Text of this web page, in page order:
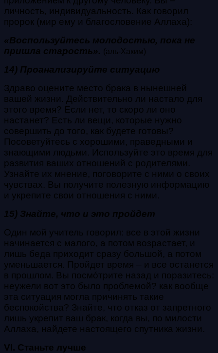
личность, индивидуальность. Как говорил
пророк (мир ему и благословение Аллаха):
«Воспользуйтесь молодостью, пока не
пришла старость». (аль-Хаким)
14) Проанализируйте ситуацию
Здраво оцените место брака в нынешней
вашей жизни. Действительно ли настало для
этого время? Если нет, то скоро ли оно
настанет? Есть ли вещи, которые нужно
совершить до того, как будете готовы?
Посоветуйтесь с хорошими, праведными и
знающими людьми. Используйте это время для
развития ваших отношений с родителями.
Узнайте их мнение, поговорите с ними о своих
чувствах. Вы получите полезную информацию
и укрепите свои отношения с ними.
15) Знайте, что и это пройдет
Один мой учитель говорил: все в этой жизни
начинается с малого, а потом возрастает, и
лишь беда приходит сразу большой, а потом
уменьшается. Пройдет время – и все останется
в прошлом. Вы посмо́трите назад и поразитесь:
неужели вот это было проблемой? как вообще
эта ситуация могла причинять такие
беспокойства? Знайте, что отказ от запретного
лишь укрепит ваш брак, когда вы, по милости
Аллаха, найдете настоящего спутника жизни.
VI. Станьте лучше